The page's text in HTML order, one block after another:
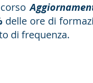
corso
delle ore di
di frequenza.